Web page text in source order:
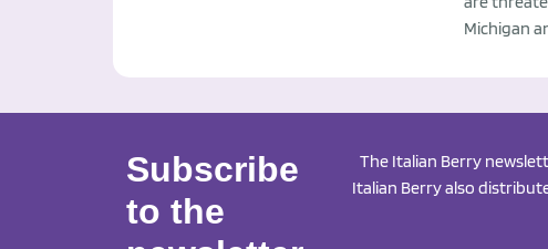
Michigan
Subscribe
to the
The Italian Berry
Italian Berry also